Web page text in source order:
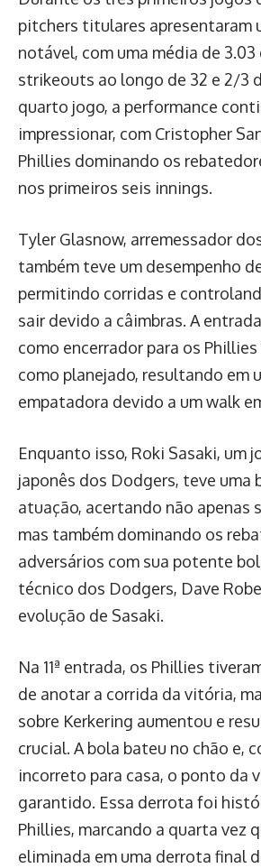
pitchers titulares apresentaram
notável, com uma média de 3.03
strikeouts ao longo de 32 e 2/3
quarto jogo, a performance
impressionar, com Cristopher
Phillies dominando os
nos primeiros seis innings.
Tyler Glasnow, arremessador
também teve um desempenho
permitindo corridas e
sair devido a câimbras. A
como encerrador para os
como planejado, resultando em
empatadora devido a um walk
Enquanto isso, Roki Sasaki, um
japonês dos Dodgers, teve uma
atuação, acertando não apenas
mas também dominando os
adversários com sua potente
técnico dos Dodgers, Dave
evolução de Sasaki.
Na 11ª entrada, os Phillies
de anotar a corrida da vitória,
sobre Kerkering aumentou e
crucial. A bola bateu no chão e,
incorreto para casa, o ponto da
garantido. Essa derrota foi
Phillies, marcando a quarta vez
eliminada em uma derrota final